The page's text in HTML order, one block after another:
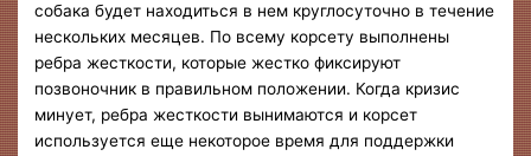
собака будет находиться в нем круглосуточно в течение
нескольких месяцев. По всему корсету выполнены
ребра жесткости, которые жестко фиксируют
позвоночник в правильном положении. Когда кризис
минует, ребра жесткости вынимаются и корсет
используется еще некоторое время для поддержки